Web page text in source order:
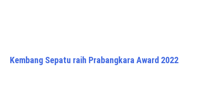
Kembang Sepatu raih Prabangkara Award 2022